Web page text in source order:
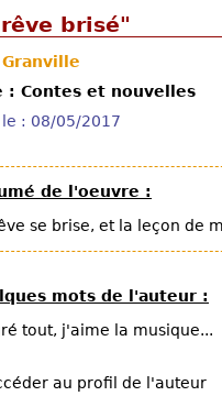
brisé"
: Contes et nouvelles
le : 08/05/2017
de l'oeuvre :
se brise, et la leçon de
mots de l'auteur :
tout, j'aime la musique...
au profil de l'auteur